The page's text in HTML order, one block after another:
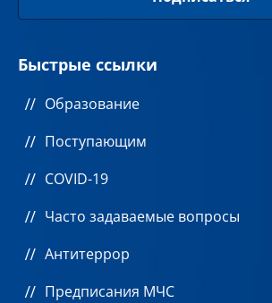
Быстрые ссылки
Образование
Поступающим
COVID-19
Часто задаваемые вопросы
Антитеррор
Предписания МЧС